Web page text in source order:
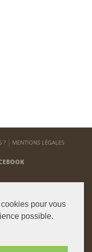
pour vous
possible.
? MENTIONS LÉGALES
actualité